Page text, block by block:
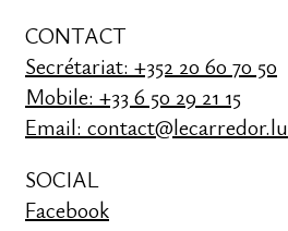
CONTACT
Secrétariat: +352 20 60 70 50
Mobile: +33 6 50 29 21 15
Email: contact@lecarredor.lu
SOCIAL
Facebook